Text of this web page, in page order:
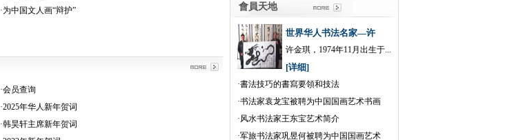
·为中国文人画“辩护”
·会员查询
·2025年华人新年贺词
·韩昊轩主席新年贺词
會員天地
世界华人书法名家—许
许金琪，1974年11月出生于...
[详细]
·書法技巧的書寫要領和技法
·书法家袁龙宝被聘为中国国画艺术书画
·风水书法家王东宝艺术简介
·军旅书法家巩昱何被聘为中国国画艺术